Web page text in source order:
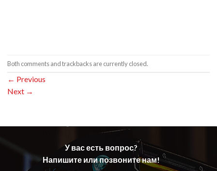
Both comments and trackbacks are currently closed.
← Previous
Next →
У вас есть вопрос?
Напишите или позвоните нам!